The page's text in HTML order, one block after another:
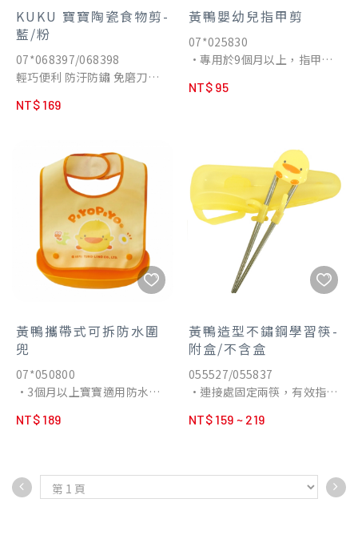
•使用更安心 採用獨特淬鍊工
法萃取的高分解酵素 自然抑制
殘汙氣味保留清新香氣
｜低泡沫｜好沖洗｜不殘留｜
•零油感洗淨 避免多次清洗一
次到位 高效瓦解油膩污垢力與
異味
欖油成分 加強保濕保護敏感肌
膚 洗完不乾澀
•酵素分解 分解奶垢ｘ分解油
垢ｘ分解髒汙
•友善環境 不含磷、壬基酚、
螢光劑等環境有害物質
•安全成分 通過SGS檢驗的食
用級配方 符合國家CNS3800
KUKU 寶寶陶瓷食物剪-
藍/粉
07*068397/068398
輕巧便利 防汙防鏽 免磨刀片
NT$ 169
黃鴨嬰幼兒指甲剪
07*025830
•專用於9個月以上，指甲比
•附刀尖保護蓋，保管、攜帶
•符合人體工學設計，容易抓
握。
NT$ 95
黃鴨攜帶式可拆防水圍
兜
07*050800
•3個月以上寶寶適用防水圍
柔地貼合寶寶脖子。
接碎屑、不易落地，保持衣物
乾爽整潔、衛生加倍。
NT$ 189
黃鴨造型不鏽鋼學習筷-
附盒/不含盒
055527/055837
•連接處固定兩筷，有效指頭
•快速學習正確的用筷姿勢，
右手手指使用，學習效率快。
•指套柔軟矽膠材質，符合人
NT$ 159 ~ 219